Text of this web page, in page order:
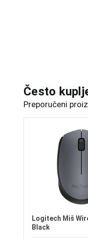
Često
Preporučeni
Logitech Miš
Black